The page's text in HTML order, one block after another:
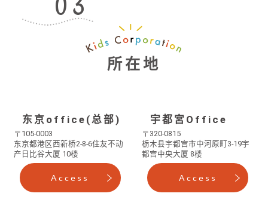
所在地
东京office(总部)
〒105-0003
东京都港区西新桥2-8-6住友不动
产日比谷大厦 10楼
Access
宇都宮Office
〒320-0815
栃木县宇都宫市中河原町3-19宇
都宫中央大厦 8楼
Access